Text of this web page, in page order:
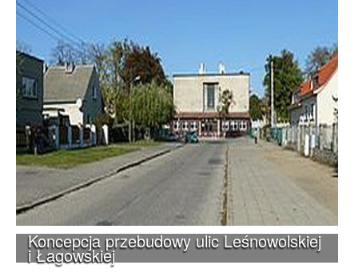
Koncepcja przebudowy ulic Leśnowolskiej
i Łagowskiej